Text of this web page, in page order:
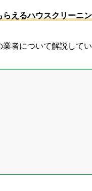
えるハウスクリーニ
者について解説してい